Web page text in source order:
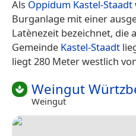
Als Oppidum Kastel-Staadt
Burganlage mit einer
Latènezeit bezeichnet, die
Gemeinde Kastel-Staadt
liegt 280 Meter westlich
Weingut
Weingut